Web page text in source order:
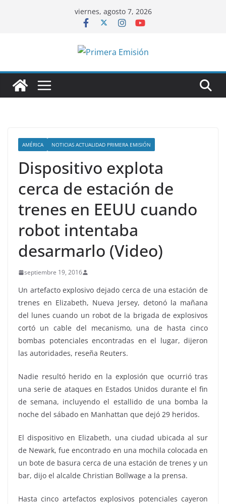
viernes, agosto 7, 2026
AMÉRICA NOTICIAS ACTUALIDAD PRIMERA EMISIÓN
Dispositivo explota
cerca de estación de
trenes en EEUU cuando
robot intentaba
desarmarlo (Video)
septiembre 19, 2016
Un artefacto explosivo dejado cerca de una estación de
trenes en Elizabeth, Nueva Jersey, detonó la mañana
del lunes cuando un robot de la brigada de explosivos
cortó un cable del mecanismo, una de hasta cinco
bombas potenciales encontradas en el lugar, dijeron
las autoridades, reseña Reuters.
Nadie resultó herido en la explosión que ocurrió tras
una serie de ataques en Estados Unidos durante el fin
de semana, incluyendo el estallido de una bomba la
noche del sábado en Manhattan que dejó 29 heridos.
El dispositivo en Elizabeth, una ciudad ubicada al sur
de Newark, fue encontrado en una mochila colocada en
un bote de basura cerca de una estación de trenes y un
bar, dijo el alcalde Christian Bollwage a la prensa.
Hasta cinco artefactos explosivos potenciales cayeron